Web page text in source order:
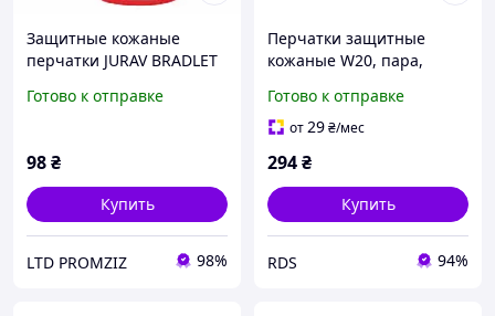
Защитные кожаные
перчатки JURAV BRADLET
рабочие перчатки из
Готово к отправке
98₴
Купить
LTD PROMZIZ 98%
Перчатки защитные
кожаные W20, пара,
Готово к отправке
от29₴/мес
294₴
Купить
RDS 94%